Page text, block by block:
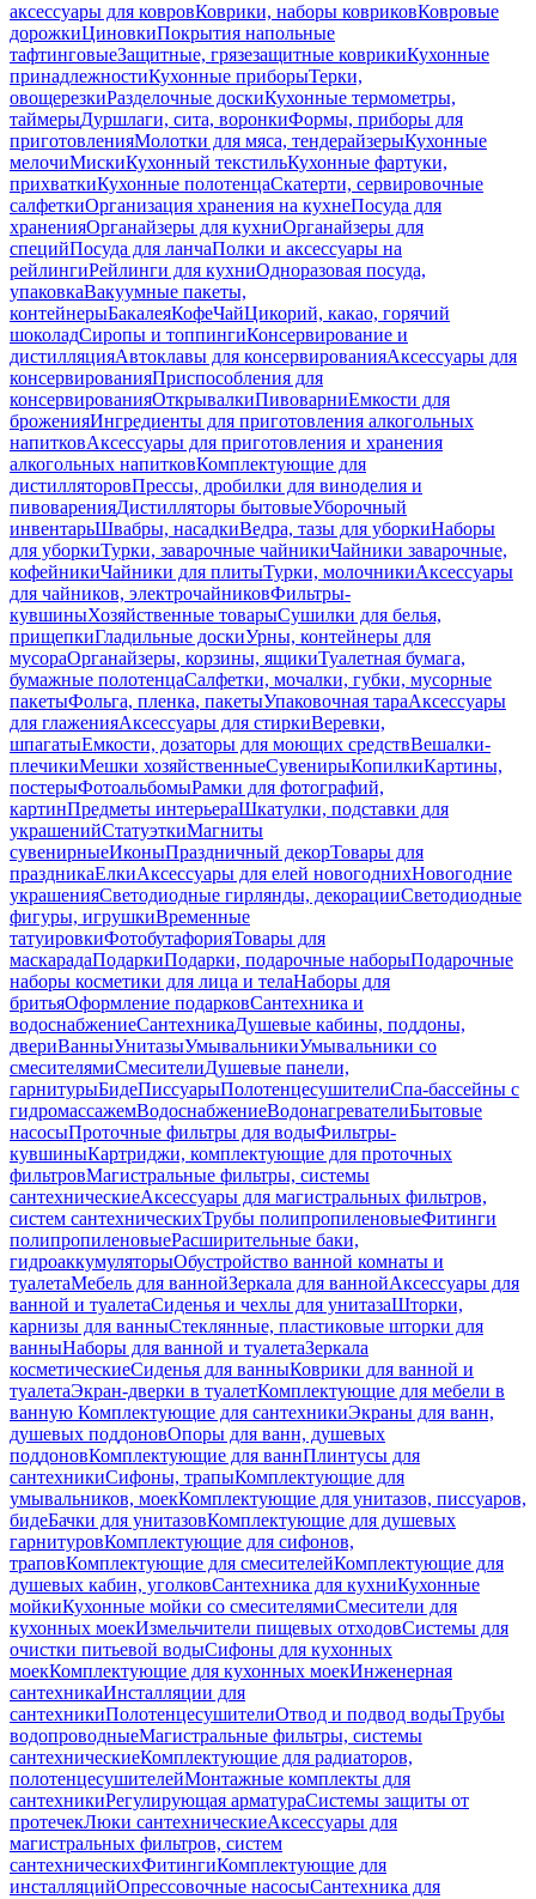
аксессуары для ковровКоврики, наборы ковриковКовровые
дорожкиЦиновкиПокрытия напольные
тафтинговыеЗащитные, грязезащитные коврикиКухонные
принадлежностиКухонные приборыТерки,
овощерезкиРазделочные доскиКухонные термометры,
таймерыДуршлаги, сита, воронкиФормы, приборы для
приготовленияМолотки для мяса, тендерайзерыКухонные
мелочиМискиКухонный текстильКухонные фартуки,
прихваткиКухонные полотенцаСкатерти, сервировочные
салфеткиОрганизация хранения на кухнеПосуда для
храненияОрганайзеры для кухниОрганайзеры для
специйПосуда для ланчаПолки и аксессуары на
рейлингиРейлинги для кухниОдноразовая посуда,
упаковкаВакуумные пакеты,
контейнерыБакалеяКофеЧайЦикорий, какао, горячий
шоколадСиропы и топпингиКонсервирование и
дистилляцияАвтоклавы для консервированияАксессуары для
консервированияПриспособления для
консервированияОткрывалкиПивоварниЕмкости для
броженияИнгредиенты для приготовления алкогольных
напитковАксессуары для приготовления и хранения
алкогольных напитковКомплектующие для
дистилляторовПрессы, дробилки для виноделия и
пивоваренияДистилляторы бытовыеУборочный
инвентарьШвабры, насадкиВедра, тазы для уборкиНаборы
для уборкиТурки, заварочные чайникиЧайники заварочные,
кофейникиЧайники для плитыТурки, молочникиАксессуары
для чайников, электрочайниковФильтры-
кувшиныХозяйственные товарыСушилки для белья,
прищепкиГладильные доскиУрны, контейнеры для
мусораОрганайзеры, корзины, ящикиТуалетная бумага,
бумажные полотенцаСалфетки, мочалки, губки, мусорные
пакетыФольга, пленка, пакетыУпаковочная тараАксессуары
для глаженияАксессуары для стиркиВеревки,
шпагатыЕмкости, дозаторы для моющих средствВешалки-
плечикиМешки хозяйственныеСувенирыКопилкиКартины,
постерыФотоальбомыРамки для фотографий,
картинПредметы интерьераШкатулки, подставки для
украшенийСтатуэткиМагниты
сувенирныеИконыПраздничный декорТовары для
праздникаЕлкиАксессуары для елей новогоднихНовогодние
украшенияСветодиодные гирлянды, декорацииСветодиодные
фигуры, игрушкиВременные
татуировкиФотобутафорияТовары для
маскарадаПодаркиПодарки, подарочные наборыПодарочные
наборы косметики для лица и телаНаборы для
бритьяОформление подарковСантехника и
водоснабжениеСантехникаДушевые кабины, поддоны,
двериВанныУнитазыУмывальникиУмывальники со
смесителямиСмесителиДушевые панели,
гарнитурыБидеПиссуарыПолотенцесушителиСпа-бассейны с
гидромассажемВодоснабжениеВодонагревателиБытовые
насосыПроточные фильтры для водыФильтры-
кувшиныКартриджи, комплектующие для проточных
фильтровМагистральные фильтры, системы
сантехническиеАксессуары для магистральных фильтров,
систем сантехническихТрубы полипропиленовыеФитинги
полипропиленовыеРасширительные баки,
гидроаккумуляторыОбустройство ванной комнаты и
туалетаМебель для ваннойЗеркала для ваннойАксессуары для
ванной и туалетаСиденья и чехлы для унитазаШторки,
карнизы для ванныСтеклянные, пластиковые шторки для
ванныНаборы для ванной и туалетаЗеркала
косметическиеСиденья для ванныКоврики для ванной и
туалетаЭкран-дверки в туалетКомплектующие для мебели в
ванную Комплектующие для сантехникиЭкраны для ванн,
душевых поддоновОпоры для ванн, душевых
поддоновКомплектующие для ваннПлинтусы для
сантехникиСифоны, трапыКомплектующие для
умывальников, моекКомплектующие для унитазов, писсуаров,
бидеБачки для унитазовКомплектующие для душевых
гарнитуровКомплектующие для сифонов,
траповКомплектующие для смесителейКомплектующие для
душевых кабин, уголковСантехника для кухниКухонные
мойкиКухонные мойки со смесителямиСмесители для
кухонных моекИзмельчители пищевых отходовСистемы для
очистки питьевой водыСифоны для кухонных
моекКомплектующие для кухонных моекИнженерная
сантехникаИнсталляции для
сантехникиПолотенцесушителиОтвод и подвод водыТрубы
водопроводныеМагистральные фильтры, системы
сантехническиеКомплектующие для радиаторов,
полотенцесушителейМонтажные комплекты для
сантехникиРегулирующая арматураСистемы защиты от
протечекЛюки сантехническиеАксессуары для
магистральных фильтров, систем
сантехническихФитингиКомплектующие для
инсталляцийОпрессовочные насосыСантехника для